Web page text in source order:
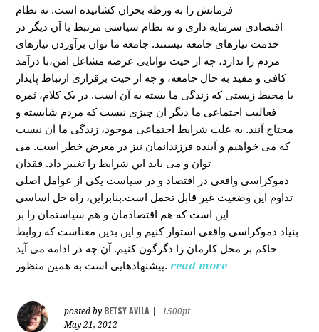
فرمانش را به ورطه بحران کشانیده است. نه نظام
اقتصادی سرمایه داری و نه نظام سیاسی مرتبط با آن دیگر در
خدمت نیازهای جامعه نیستند. جامعه ما توان برآوردن نیازهای
مردم را ندارد، چه از حیث توانایی عرضه مشاغل امن،با درآمد
کافی و مفید به حال جامعه، و چه از حیث برقراری ارتباط پایدار
با محیط زیستی که زندگی ما بسته به آن است. در یک کلام، ثمره
فعالیت اجتماعی ما دیگر آن چیزی نیست که مردم شایسته و
محتاج آنند. به علت شرایط اجتماعی موجود، زندگی ما آن نیست
که می خواهیم و آینده فرزندانمان نیز در معرض خطر است. می
توان و می باید این شرایط را تغییر داد. فقدان
دموکراسی واقعی در اقتصاد و در سیاست یکی از عوامل اصلی
تداوم این وضعیت غیر قابل تحمل است.بنابراین، راه حل اساسی
این است که هم اقتصادمان و هم سیاستمان را بر
بنیاد دموکراسی واقعی استوار کنیم و این بدین معناست که روابط
حاکم بر محل کارمان را دگرگون کنیم. آن چه در ادامه می آید
پیشنهادهایی است به همین منظور. read more
posted by BETSY AVILA
1500pt
May 21, 2012